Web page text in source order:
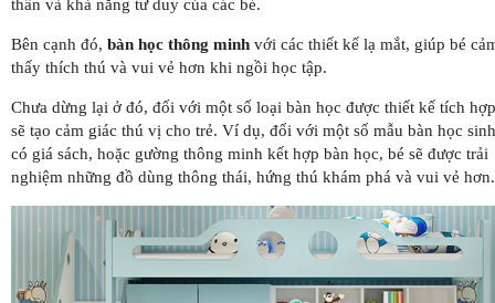
thần và khả năng tư duy của các bé.
Bên cạnh đó, bàn học thông minh với các thiết kế lạ mắt, giúp bé
thấy thích thú và vui vẻ hơn khi ngồi học tập.
Chưa dừng lại ở đó, đối với một số loại bàn học được thiết kế tích
sẽ tạo cảm giác thú vị cho trẻ. Ví dụ, đối với một số mẫu bàn học sinh
có giá sách, hoặc gường thông minh kết hợp bàn học, bé sẽ được trải
nghiệm những đồ dùng thông thái, hứng thú khám phá và vui vẻ hơn.